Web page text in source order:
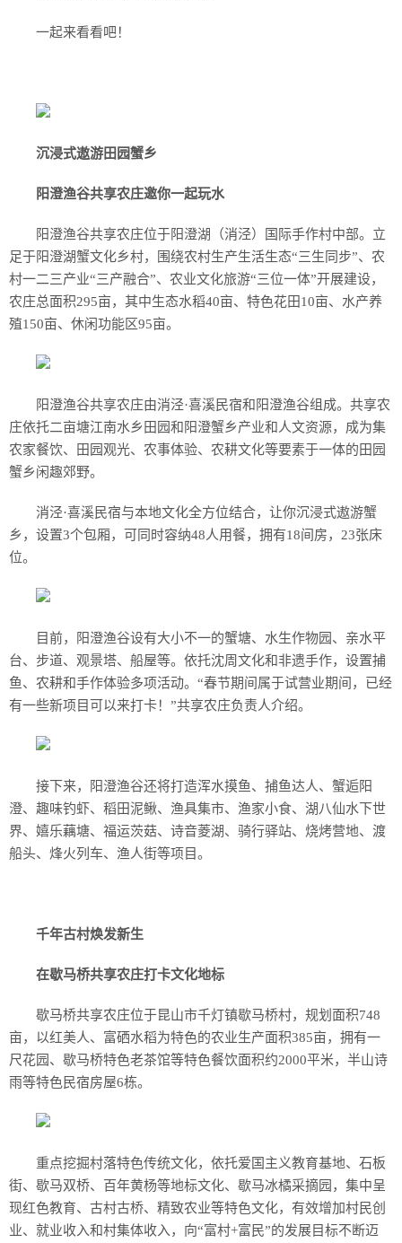
一起来看看吧！
沉浸式遨游田园蟹乡
阳澄渔谷共享农庄邀你一起玩水
阳澄渔谷共享农庄位于阳澄湖（消泾）国际手作村中部。立
足于阳澄湖蟹文化乡村，围绕农村生产生活生态“三生同步”、农
村一二三产业“三产融合”、农业文化旅游“三位一体”开展建设，
农庄总面积295亩，其中生态水稻40亩、特色花田10亩、水产养
殖150亩、休闲功能区95亩。
阳澄渔谷共享农庄由消泾·喜溪民宿和阳澄渔谷组成。共享农
庄依托二亩塘江南水乡田园和阳澄蟹乡产业和人文资源，成为集
农家餐饮、田园观光、农事体验、农耕文化等要素于一体的田园
蟹乡闲趣郊野。
消泾·喜溪民宿与本地文化全方位结合，让你沉浸式遨游蟹
乡，设置3个包厢，可同时容纳48人用餐，拥有18间房，23张床
位。
目前，阳澄渔谷设有大小不一的蟹塘、水生作物园、亲水平
台、步道、观景塔、船屋等。依托沈周文化和非遗手作，设置捕
鱼、农耕和手作体验多项活动。“春节期间属于试营业期间，已经
有一些新项目可以来打卡！”共享农庄负责人介绍。
接下来，阳澄渔谷还将打造浑水摸鱼、捕鱼达人、蟹逅阳
澄、趣味钓虾、稻田泥鳅、渔具集市、渔家小食、湖八仙水下世
界、嬉乐藕塘、福运茨菇、诗音菱湖、骑行驿站、烧烤营地、渡
船头、烽火列车、渔人街等项目。
千年古村焕发新生
在歇马桥共享农庄打卡文化地标
歇马桥共享农庄位于昆山市千灯镇歇马桥村，规划面积748
亩，以红美人、富硒水稻为特色的农业生产面积385亩，拥有一
尺花园、歇马桥特色老茶馆等特色餐饮面积约2000平米，半山诗
雨等特色民宿房屋6栋。
重点挖掘村落特色传统文化，依托爱国主义教育基地、石板
街、歇马双桥、百年黄杨等地标文化、歇马冰橘采摘园，集中呈
现红色教育、古村古桥、精致农业等特色文化，有效增加村民创
业、就业收入和村集体收入，向“富村+富民”的发展目标不断迈